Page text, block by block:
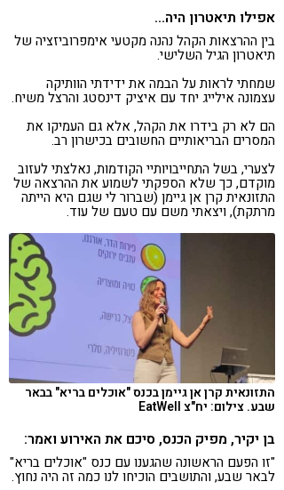
אפילו תיאטרון היה…
בין ההרצאות הקהל נהנה מקטעי אימפרוביזציה של
תיאטרון הגיל השלישי.
שמחתי לראות על הבמה את ידידתי הוותיקה
עצמונה אילייג יחד עם איציק דינסטג והרצל משיח.
הם לא רק בידרו את הקהל, אלא גם העמיקו את
המסרים הבריאותיים החשובים בכישרון רב.
לצערי, בשל התחייבויותיי הקודמות, נאלצתי לעזוב
מוקדם, כך שלא הספקתי לשמוע את ההרצאה של
התזונאית קרן אן גיימן (שברור לי שגם היא הייתה
מרתקת), ויצאתי משם עם טעם של עוד.
התזונאית קרן אן גיימן בכנס "אוכלים בריא" בבאר
שבע. צילום: יח"צ EatWell
בן יקיר, מפיק הכנס, סיכם את האירוע ואמר:
"זו הפעם הראשונה שהגענו עם כנס "אוכלים בריא"
לבאר שבע, והתושבים הוכיחו לנו כמה זה היה נחוץ.